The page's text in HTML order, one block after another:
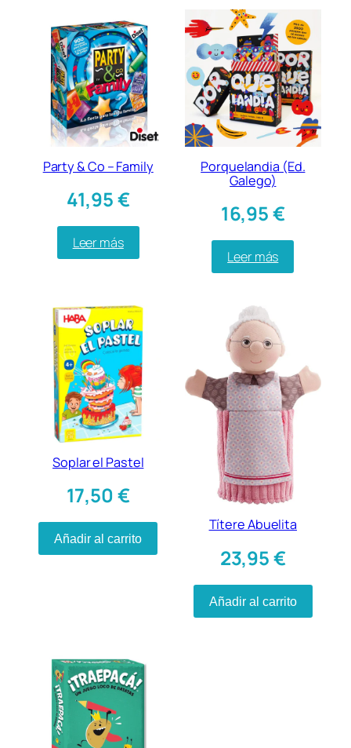
Party & Co – Family
41,95€
Leer más
Porquelandia (Ed.
Galego)
16,95€
Leer más
Soplar el Pastel
17,50€
Añadir al carrito
Títere Abuelita
23,95€
Añadir al carrito